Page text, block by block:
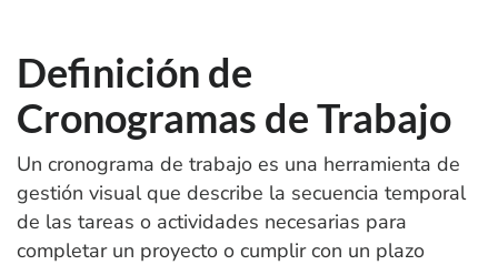
Definición de
Cronogramas de Trabajo
Un cronograma de trabajo es una herramienta de
gestión visual que describe la secuencia temporal
de las tareas o actividades necesarias para
completar un proyecto o cumplir con un plazo